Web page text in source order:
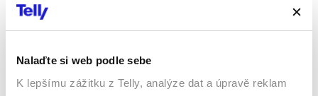
Nalaďte si web podle sebe
K lepšímu zážitku z Telly, analýze dat a úpravě reklam
Vánoční skřítek